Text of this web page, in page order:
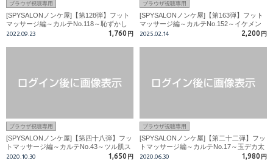
ブラウザ視聴専用
[SPYSALONノンケ屋]【第128弾】フット
マッサージ編～カルテNo.118～恥ずかし
がり屋のがっちりお兄さんが大きなディル
2022.09.23 1,760 円
ブラウザ視聴専用
[SPYSALONノンケ屋]【第163弾】フット
マッサージ編～カルテNo.152～イケメン
大学生野球部員!先生に生掘られ発射!!
2025.02.14 2,200 円
ブラウザ視聴専用
[SPYSALONノンケ屋]【第四十八弾】フッ
トマッサージ編～カルテNo.43～ツル肌ス
ジ筋18才!!ケツ穴を弄ばれて男鳴き!!
2020.10.30 1,650 円
ブラウザ視聴専用
[SPYSALONノンケ屋]【第二十二弾】フッ
トマッサージ編～カルテNo.17～玉デカ太
マラ好青年、オモチャにされる！！
2020.06.30 1,980 円